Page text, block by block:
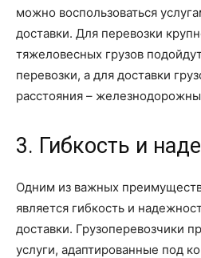
можно воспользоваться
доставки. Для перевозки
тяжеловесных грузов
перевозки, а для доставки
расстояния –
3. Гибкость и
Одним из важных
является гибкость и
доставки. Грузоперевозчики
услуги, адаптированные под